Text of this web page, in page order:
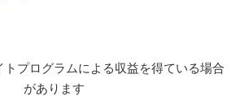
プログラムによる収益を得ている場合
があります